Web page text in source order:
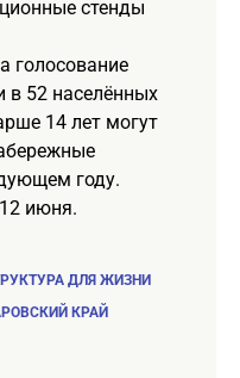
стенды
голосование
в 52 населённых
14 лет могут
году.
июня.
ДЛЯ ЖИЗНИ
КРАЙ